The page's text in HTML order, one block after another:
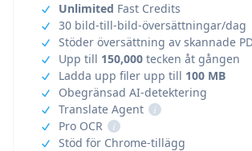
Unlimited Fast Credits
30 bild-till-bild-översättningar/dag
Stöder översättning av skannade
Upp till 150,000 tecken åt gången
Ladda upp filer upp till 100 MB
Obegränsad AI-detektering
Translate Agent
i
Pro OCR
i
Stöd för Chrome-tillägg